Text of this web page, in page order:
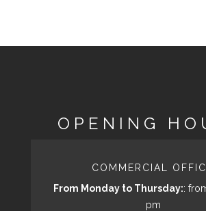
OPENING
COMMERCIAL
From Monday to Thursday::
pm